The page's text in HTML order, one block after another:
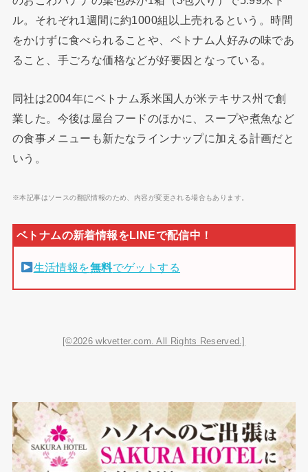
ル。それぞれ1週間に約1000組以上売れるという。時間
をかけずに食べられることや、ベトナム人好みの味であ
ること、手ごろな価格などが好要因となっている。
同社は2004年にベトナム系米国人が米テキサス州で創
業した。今後は屋台フードのほかに、スープや煮魚など
の食事メニューも新たなラインナップに加える計画だと
いう。
※本記事はソースの翻訳情報のため、内容が変更される場合もあります。
生活情報を無料でゲットする
[©2026 wkvetter.com. All Rights Reserved.]